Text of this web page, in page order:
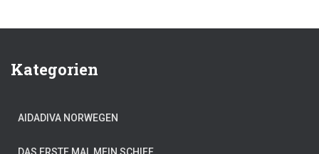
Kategorien
AIDADIVA NORWEGEN